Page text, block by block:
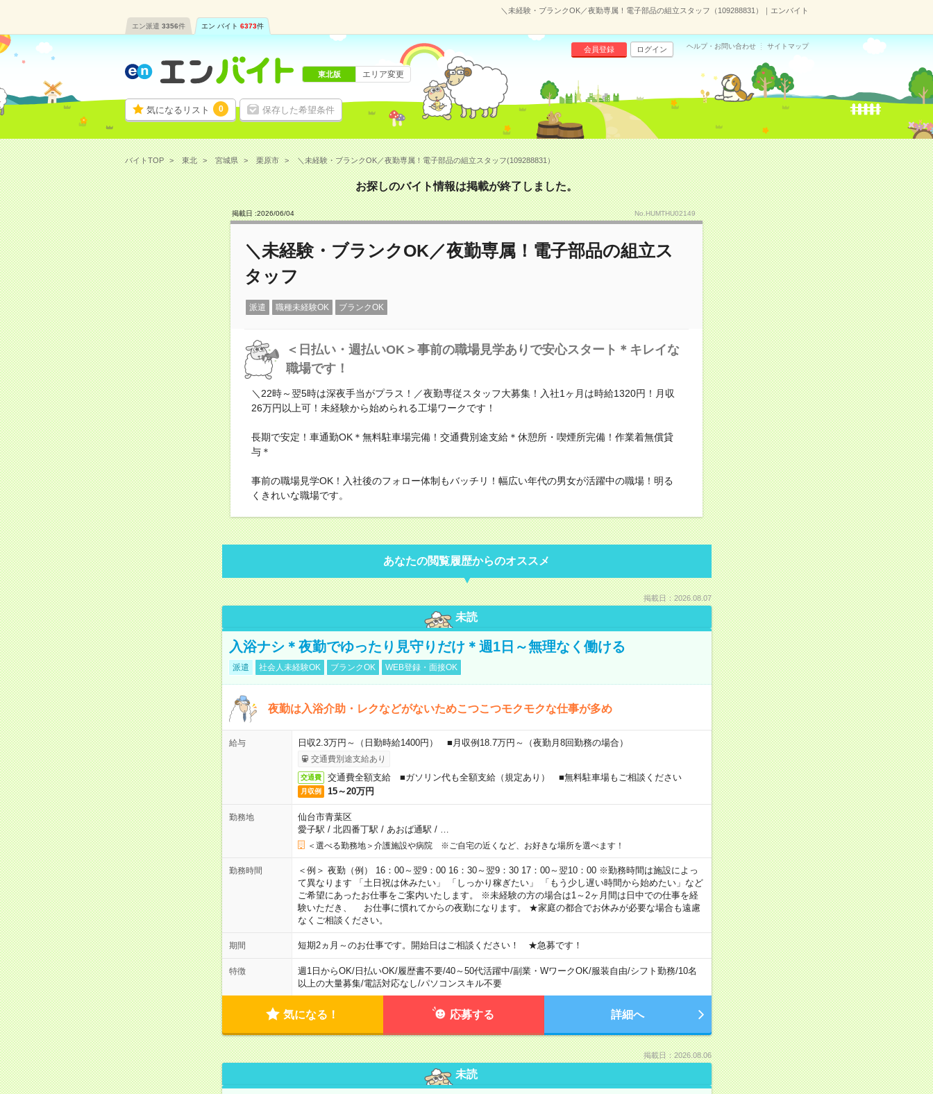
＼未経験・ブランクOK／夜勤専属！電子部品の組立スタッフ（109288831）｜エンバイト
エン派遣 3356件 エン バイト 6373件
気になるリスト 0 保存した希望条件
会員登録 ログイン ヘルプ・お問い合わせ サイトマップ
東北版 エリア変更
バイトTOP 東北 宮城県 栗原市 ＼未経験・ブランクOK／夜勤専属！電子部品の組立スタッフ(109288831）
お探しのバイト情報は掲載が終了しました。
掲載日 :2026/06/04 No.HUMTHU02149
＼未経験・ブランクOK／夜勤専属！電子部品の組立ス
タッフ
派遣 職種未経験OK ブランクOK
＜日払い・週払いOK＞事前の職場見学ありで安心スタート＊キレイな
職場です！
＼22時～翌5時は深夜手当がプラス！／夜勤専従スタッフ大募集！入社1ヶ月は時給1320円！月収
26万円以上可！未経験から始められる工場ワークです！
長期で安定！車通勤OK＊無料駐車場完備！交通費別途支給＊休憩所・喫煙所完備！作業着無償貸
与＊
事前の職場見学OK！入社後のフォロー体制もバッチリ！幅広い年代の男女が活躍中の職場！明る
くきれいな職場です。
あなたの閲覧履歴からのオススメ
掲載日：2026.08.07
未読
入浴ナシ＊夜勤でゆったり見守りだけ＊週1日～無理なく働ける
派遣 社会人未経験OK ブランクOK WEB登録・面接OK
夜勤は入浴介助・レクなどがないためこつこつモクモクな仕事が多め
給与 日収2.3万円～（日勤時給1400円） ■月収例18.7万円～（夜勤月8回勤務の場合）
交通費別途支給あり
交通費 交通費全額支給 ■ガソリン代も全額支給（規定あり） ■無料駐車場もご相談ください
月収例 15～20万円
勤務地
仙台市青葉区
愛子駅 / 北四番丁駅 / あおば通駅 /
＜選べる勤務地＞介護施設や病院 ※ご自宅の近くなど、お好きな場所を選べます！
勤務時間
＜例＞ 夜勤（例） 16：00～翌9：00 16：30～翌9：30 17：00～翌10：00 ※勤務時間は施設によっ
て異なります 「土日祝は休みたい」 「しっかり稼ぎたい」 「もう少し遅い時間から始めたい」など
ご希望にあったお仕事をご案内いたします。 ※未経験の方の場合は1～2ヶ月間は日中での仕事を経
験いただき、 お仕事に慣れてからの夜勤になります。 ★家庭の都合でお休みが必要な場合も遠慮
なくご相談ください。
期間 短期2ヵ月～のお仕事です。開始日はご相談ください！ ★急募です！
特徴 週1日からOK/日払いOK/履歴書不要/40～50代活躍中/副業・WワークOK/服装自由/シフト勤務/10名
以上の大量募集/電話対応なし/パソコンスキル不要
気になる！ 応募する 詳細へ
掲載日：2026.08.06
未読